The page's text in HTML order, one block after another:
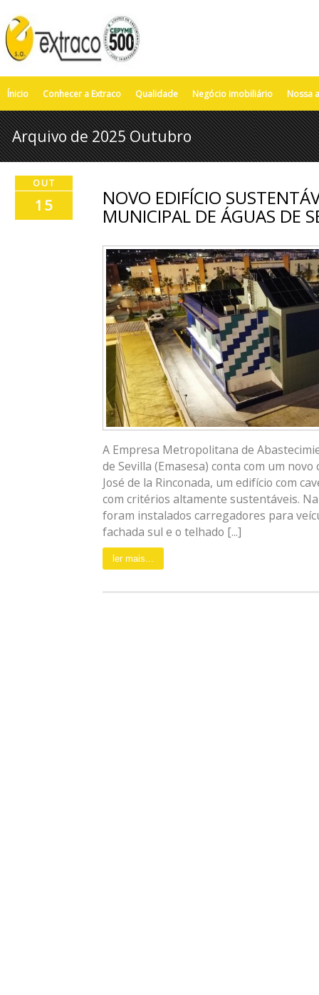
Ínicio Conhecer a Extraco Qualidade Negócio imobiliário Nossa
Arquivo de 2025 Outubro
OUT
15 NOVO EDIFÍCIO
MUNICIPAL DE ÁGUAS DE
A Empresa Metropolitana de
de Sevilla (Emasesa) conta com um
José de la Rinconada, um edifício com
com critérios altamente sustentáveis.
foram instalados carregadores para
fachada sul e o telhado [...]
ler mais...